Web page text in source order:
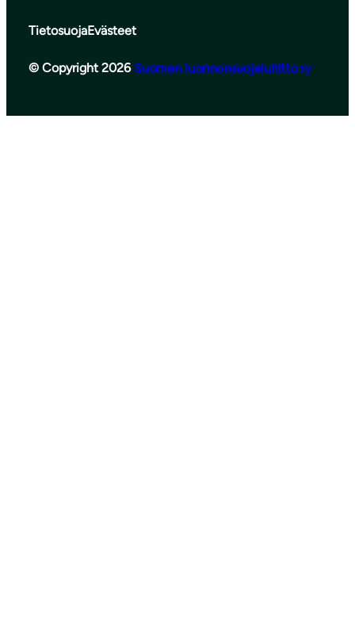
TietosuojaEvästeet
© Copyright 2026 Suomen luonnonsuojeluliitto ry